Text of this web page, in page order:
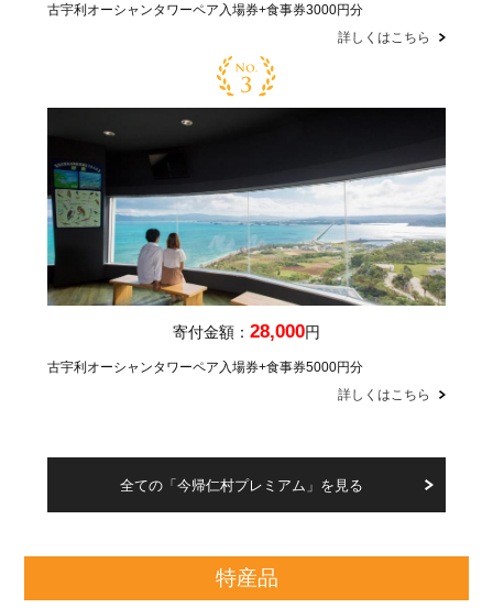
古宇利オーシャンタワーペア入場券+食事券3000円分
詳しくはこちら
寄付金額： 28,000円
古宇利オーシャンタワーペア入場券+食事券5000円分
詳しくはこちら
全ての「今帰仁村プレミアム」を見る
特産品